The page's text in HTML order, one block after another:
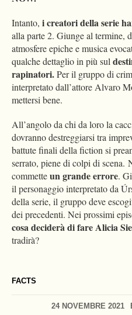
FACTS
24 NOVEMBRE 2021
Intanto, i creatori della serie
alla parte 2. Giunge al termine,
atmosfere epiche e musica
qualche dettaglio in più sul
rapinatori.Per il gruppo di
interpretato dall’attore Alvaro
mettersi bene.
All’angolo da chi da loro la
dovranno destreggiarsi tra
battute finali della fiction si
serrato, piene di colpi di scena.
commetteun grande errore.
il personaggio interpretato da
della serie, il gruppo deve
dei precedenti. Nei prossimi
cosa deciderà di fare Alicia
tradirà?